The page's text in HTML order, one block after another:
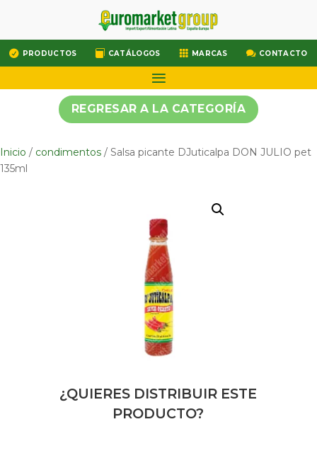
 PRODUCTOS  CATÁLOGOS  MARCAS  CONTACTO
REGRESAR A LA CATEGORÍA
Inicio / condimentos / Salsa picante DJuticalpa DON JULIO pet
135ml
¿QUIERES DISTRIBUIR ESTE
PRODUCTO?